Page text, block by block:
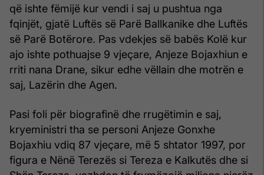
që ishte fëmijë kur vendi i saj u pushtua nga
fqinjët, gjatë Luftës së Parë Ballkanike dhe Luftës
së Parë Botërore. Pas vdekjes së babës Kolë kur
ajo ishte pothuajse 9 vjeçare, Anjeze Bojaxhiun e
rriti nana Drane, sikur edhe vëllain dhe motrën e
saj, Lazërin dhe Agen.
Pasi foli për biografinë dhe rrugëtimin e saj,
kryeministri tha se personi Anjeze Gonxhe
Bojaxhiu vdiq 87 vjeçare, më 5 shtator 1997, por
figura e Nënë Terezës si Tereza e Kalkutës dhe si